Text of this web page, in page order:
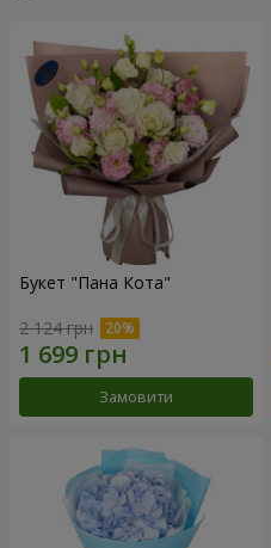
Букет "Пана Кота"
2 124 грн
Замовити